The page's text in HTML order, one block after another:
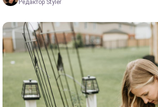
Редактор Styler